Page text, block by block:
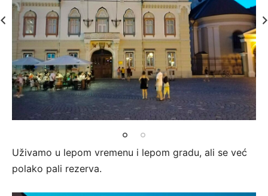
Uživamo u lepom vremenu i lepom gradu, ali se već
polako pali rezerva.